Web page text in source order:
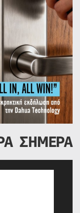
ΣΗΜΕΡΑ